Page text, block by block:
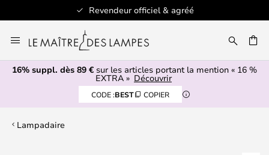
Revendeur officiel & agréé
au
contenu
16% suppl. dès 89 € sur les articles portant la mention « 16 %
EXTRA » Découvrir
CODE :BEST COPIER
Lampadaire